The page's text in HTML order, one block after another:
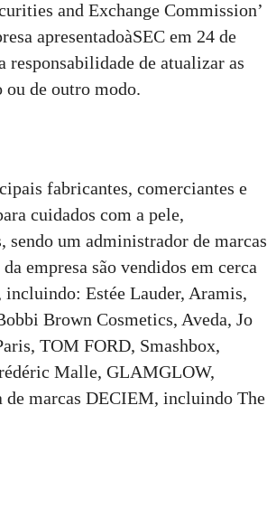
and Exchange Commission’
apresentadoàSEC em 24 de
responsabilidade de atualizar as
ou de outro modo.
fabricantes, comerciantes e
cuidados com a pele,
sendo um administrador de marcas
empresa são vendidos em cerca
incluindo: Estée Lauder, Aramis,
Brown Cosmetics, Aveda, Jo
TOM FORD, Smashbox,
Malle, GLAMGLOW,
marcas DECIEM, incluindo The